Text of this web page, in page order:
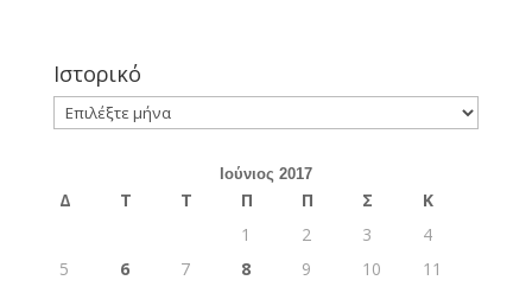
Ιστορικό
Ιστορικό
Ιούνιος 2017
Δ Τ Τ Π Π Σ
Κ
1
2 3
4
5
6 7 8 9 10
11